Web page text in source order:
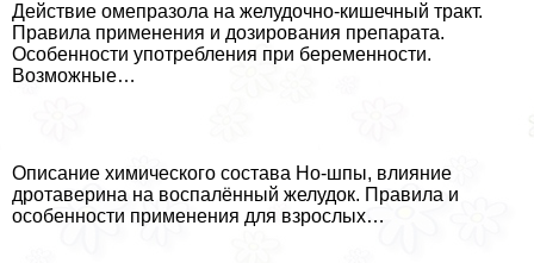
Действие омепразола на желудочно-кишечный тpaкт.
Правила применения и дозирования препарата.
Особенности употрeбления при беременности.
Возможные…
Описание химического состава Но-шпы, влияние
дротаверина на воспалённый желудок. Правила и
особенности применения для взрослых…